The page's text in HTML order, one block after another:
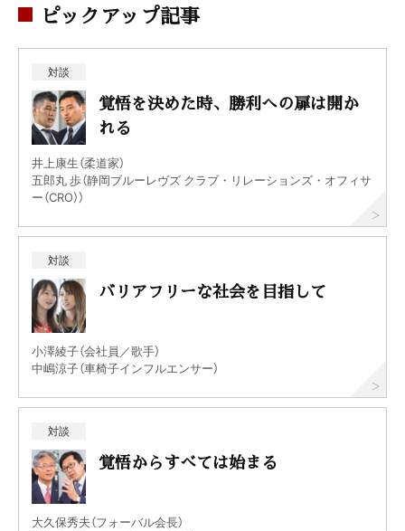
ピックアップ記事
対談
覚悟を決めた時、勝利への扉は開か
れる
井上康生（柔道家）
五郎丸 歩（静岡ブルーレヴズ クラブ・リレーションズ・オフィサ
ー（CRO））
対談
バリアフリーな社会を目指して
小澤綾子（会社員／歌手）
中嶋涼子（車椅子インフルエンサー）
対談
覚悟からすべては始まる
大久保秀夫（フォーバル会長）